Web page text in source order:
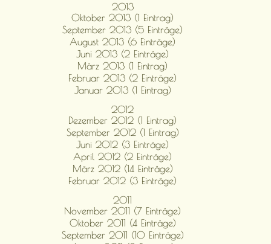
2013
Oktober 2013 (1 Eintrag)
September 2013 (5 Einträge)
August 2013 (6 Einträge)
Juni 2013 (2 Einträge)
März 2013 (1 Eintrag)
Februar 2013 (2 Einträge)
Januar 2013 (1 Eintrag)
2012
Dezember 2012 (1 Eintrag)
September 2012 (1 Eintrag)
Juni 2012 (3 Einträge)
April 2012 (2 Einträge)
März 2012 (14 Einträge)
Februar 2012 (3 Einträge)
2011
November 2011 (7 Einträge)
Oktober 2011 (4 Einträge)
September 2011 (10 Einträge)